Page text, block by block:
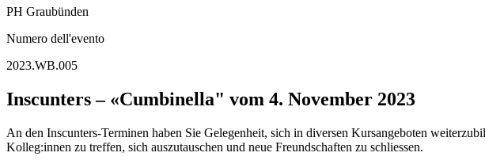
PH Graubünden
Numero dell'evento
2023.WB.005
Inscunters – «Cumbinella" vom 4. November 2023
An den Inscunters-Terminen haben Sie Gelegenheit, sich in diversen Kursangeboten
Kolleg:innen zu treffen, sich auszutauschen und neue Freundschaften zu schliessen.